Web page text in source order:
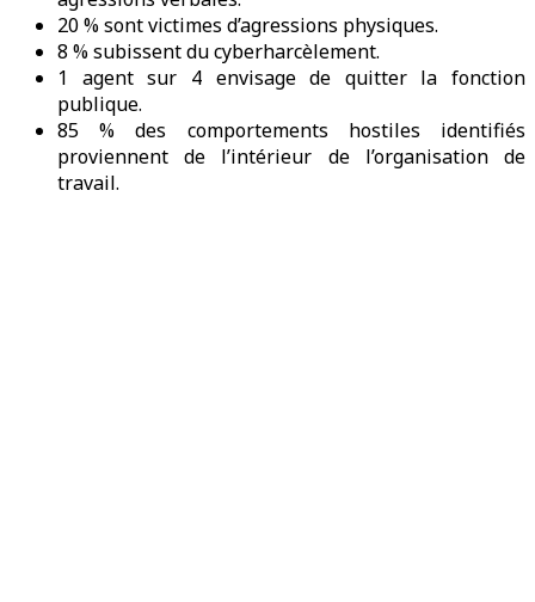
20 % sont victimes d’agressions physiques.
8 % subissent du cyberharcèlement.
1 agent sur 4 envisage de quitter la fonction
publique.
85 % des comportements hostiles identifiés
proviennent de l’intérieur de l’organisation de
travail.